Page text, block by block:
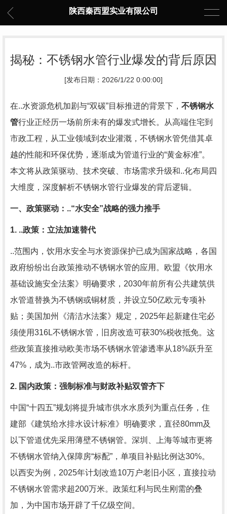
陕西秦西盟实业有限公司
揭秘：不锈钢水管行业爆发的背后原因
[发布日期：2026/1/22 0:00:00]
在..水资源危机加剧与“双碳”目标推进的背景下， 不锈钢水
管行业正经历一场前所未有的爆发式增长。从高端住宅到
市政工程，从工业领域到农业灌溉，不锈钢水管凭借其卓
越的性能和环保优势，逐渐成为管道行业的“黄金标准”。
本文将从政策驱动、技术突破、市场需求升级和..化布局四
大维度，深度解析不锈钢水管行业爆发的背后逻辑。
一、政策驱动：..“水安全”战略的强力推手
1. ..政策：立法加速替代
..范围内，饮用水安全与水资源保护已成为国家战略，各国
政府纷纷出台政策推动不锈钢水管的应用。欧盟《饮用水
基础设施安全法案》明确要求，2030年前所有公共建筑供
水管道替换为不锈钢或铜材质，并设立50亿欧元专项补
贴；美国加州《清洁水法案》规定，2025年起新建住宅必
须使用316L不锈钢水管，旧房改造可获30%税收抵免。这
些政策直接推动欧美市场不锈钢水管渗透率从18%跃升至
47%，成为..市政管网改造的标杆。
2. 国内政策：强制标准与财政补贴双管齐下
中国“十四五”规划将提升城市供水水质列为重点任务，住
建部《建筑给水排水设计标准》明确要求，直径80mm及
以下管道优先采用薄壁不锈钢管。深圳、上海等城市更将
不锈钢水管纳入保障房“标配”，单项目补贴比例达30%。
以西安为例，2025年计划改造10万户老旧小区，直接拉动
不锈钢水管需求超200万米。政策红利与民生刚需的叠
加，为中国市场开辟了千亿级空间。